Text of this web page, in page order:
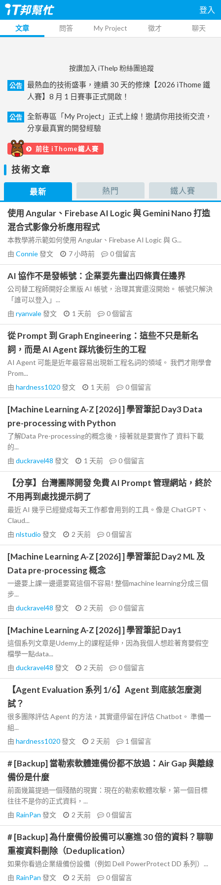
登入
文章 問答 My Project 徵才 聊天
按讚加入 iThelp 粉絲團追蹤
公告
最熱血的技術盛事，連續 30 天的修煉【2026 iThome 鐵
人賽】8 月 1 日賽事正式開啟！
公告
全新專區「My Project」正式上線！邀請你用技術交流，
分享最真實的開發經驗
前往 iThome鐵人賽
技術文章
最新 熱門 鐵人賽
使用 Angular、Firebase AI Logic 與 Gemini Nano 打造
混合式影像分析應用程式
本教學將示範如何使用 Angular、Firebase AI Logic 與 G...
由 Connie發文 7 小時前 0個留言
AI 協作不是發帳號：企業要先畫出四條責任邊界
公司替工程師開好企業版 AI 帳號，治理其實還沒開始。 帳號只解決
「誰可以登入」...
由 ryanvale發文 1 天前 0個留言
從 Prompt 到 Graph Engineering：這些不只是新名
詞，而是 AI Agent 踩坑後衍生的工程
AI Agent 可能是近年最容易出現新工程名詞的領域。 我們才剛學會
Prom...
由 hardness1020發文 1 天前 0個留言
[Machine Learning A-Z [2026] ] 學習筆記 Day3 Data
pre-processing with Python
了解Data Pre-processing的概念後，接著就是要實作了 資料下載
的...
由 duckravel48 發文 1 天前 0個留言
【分享】台灣團隊開發 免費 AI Prompt 管理網站，終於
不用再到處找提示詞了
最近 AI 幾乎已經變成每天工作都會用到的工具。像是 ChatGPT、
Claud...
由 nlstudio 發文 2 天前 0個留言
[Machine Learning A-Z [2026] ] 學習筆記 Day2 ML 及
Data pre-processing 概念
一邊要上課一邊還要寫這個不容易! 整個machine learning分成三個
步...
由 duckravel48 發文 2 天前 0個留言
[Machine Learning A-Z [2026] ] 學習筆記 Day1
這個系列文章是Udemy上的課程延伸，因為我個人想趁著育嬰假空
檔學一點data...
由 duckravel48 發文 2 天前 0個留言
【Agent Evaluation 系列 1/6】Agent 到底該怎麼測
試？
很多團隊評估 Agent 的方法，其實還停留在評估 Chatbot。 準備一
組...
由 hardness1020發文 2 天前 1 個留言
# [Backup] 當勒索軟體連備份都不放過：Air Gap 與離線
備份是什麼
前面幾篇提過一個殘酷的現實：現在的勒索軟體攻擊，第一個目標
往往不是你的正式資料，...
由 RainPan 發文 2 天前 0個留言
# [Backup] 為什麼備份設備可以塞進 30 倍的資料？聊聊
重複資料刪除（Deduplication）
如果你看過企業級備份設備（例如 Dell PowerProtect DD 系列）...
由 RainPan 發文 2 天前 0個留言